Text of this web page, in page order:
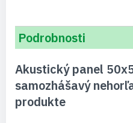
Podrobnosti
Akustický panel
samozhášavý
produkte